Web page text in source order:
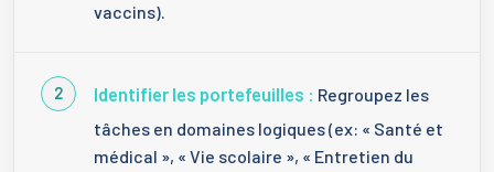
vaccins).
Identifier les portefeuilles : Regroupez les
tâches en domaines logiques (ex: « Santé et
médical », « Vie scolaire », « Entretien du